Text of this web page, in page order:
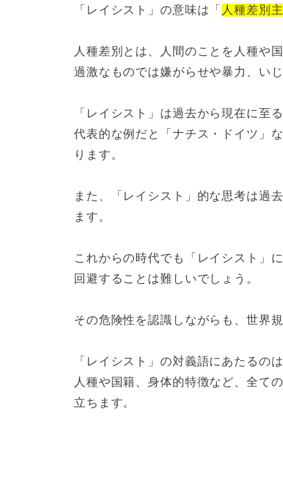
「レイシスト」の意味は「 人種差別
人種差別とは、人間のことを人種や
過激なものでは嫌がらせや暴力、い
「レイシスト」は過去から現在に至
代表的な例だと「ナチス・ドイツ」
ります。
また、「レイシスト」的な思考は過
ます。
これからの時代でも「レイシスト」
回避することは難しいでしょう。
その危険性を認識しながらも、世界
「レイシスト」の対義語にあたるの
人種や国籍、身体的特徴など、全て
立ちます。